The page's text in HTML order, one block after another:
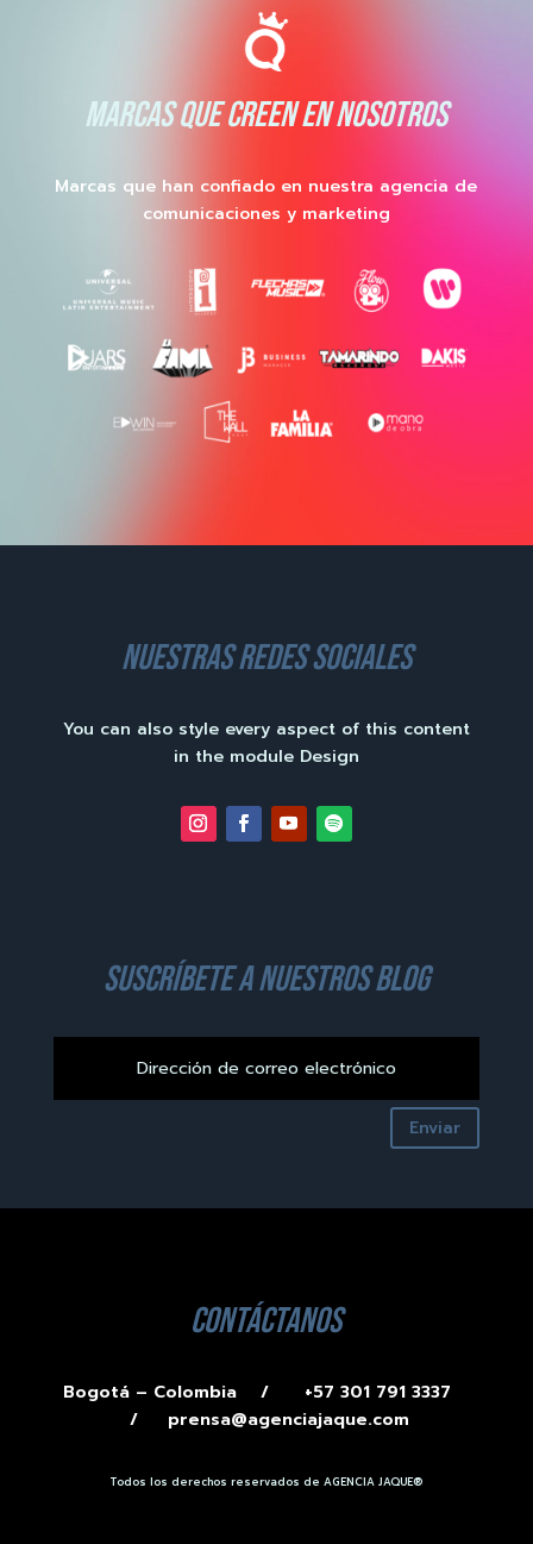
MARCAS QUE CREEN EN NOSOTROS
Marcas que han confiado en nuestra agencia de
comunicaciones y marketing
nuestras redes sociales
You can also style every aspect of this content
in the module Design
suscríbete a nuestros blog
Enviar
contáctanos
Bogotá – Colombia /
+57 301 791 3337
/ prensa@agenciajaque.com
Todos los derechos reservados de AGENCIA JAQUE®